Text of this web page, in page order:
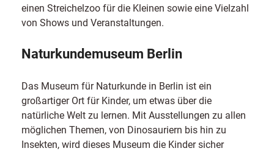
einen Streichelzoo für die Kleinen sowie eine Vielzahl
von Shows und Veranstaltungen.
Naturkundemuseum Berlin
Das Museum für Naturkunde in Berlin ist ein
großartiger Ort für Kinder, um etwas über die
natürliche Welt zu lernen. Mit Ausstellungen zu allen
möglichen Themen, von Dinosauriern bis hin zu
Insekten, wird dieses Museum die Kinder sicher